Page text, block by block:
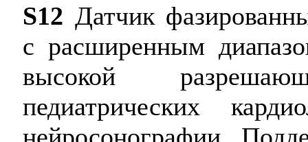
S12 Датчик
с расширенным
высокой
педиатрических